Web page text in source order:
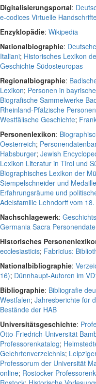
Digitalisierungsportal:
e-codices Virtuelle
Enzyklopädie: Wikipedia
Nationalbiographie:
Italiani; Historisches Lexikon
Geschichte Südosteuropas
Regionalbiographie:
Lexikon; Personen in
Biografische Sammelwerke
Rheinland-Pfälzische
Westfälische Geschichte;
Personenlexikon:
Oesterreich;
Habsburger; Jewish
Lexikon Literatur in Tirol und
Biographisches Lexikon der
Stempelschneider und
Erfahrungsräume und
Adelsfamilie Lehndorff vom
Nachschlagewerk:
Germania Sacra
Historisches
ecclesiasticis; Fabricius:
Nationalbibliographie:
16); Dünnhaupt-Autoren im
Bibliographie: Bibliografie
Westfalen; Jahresberichte für
Bestände der HAB
Universitätsgeschichte:
Otto-Friedrich-Universität
Professorenkatalog;
Gelehrtenverzeichnis;
Professorum der Universität
online; Rostocker